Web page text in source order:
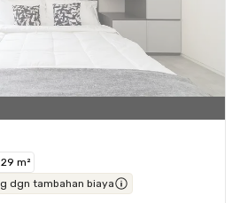
m²
dgn tambahan biaya